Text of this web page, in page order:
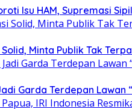
Isu HAM, Supremasi
Minta Publik Tak
Garda Terdepan Lawan